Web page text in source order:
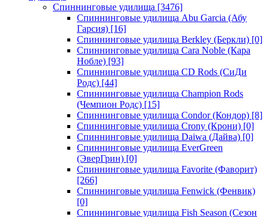
Спиннинговые удилища [3476]
Спиннинговые удилища Abu Garcia (Абу
Гарсия) [16]
Спиннинговые удилища Berkley (Беркли) [0]
Спиннинговые удилища Cara Noble (Кара
Нобле) [93]
Спиннинговые удилища CD Rods (СиДи
Родс) [44]
Спиннинговые удилища Champion Rods
(Чемпион Родс) [15]
Спиннинговые удилища Condor (Кондор) [8]
Спиннинговые удилища Crony (Крони) [0]
Спиннинговые удилища Daiwa (Дайва) [0]
Спиннинговые удилища EverGreen
(ЭверГрин) [0]
Спиннинговые удилища Favorite (Фаворит)
[266]
Спиннинговые удилища Fenwick (Фенвик)
[0]
Спиннинговые удилища Fish Season (Сезон